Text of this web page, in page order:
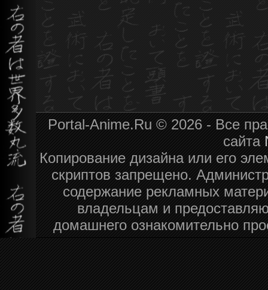
Portal-Anime.Ru © 2026 - Все
сайта
Копирование дизайна или его
скриптов запрещено.
содержание рекламных
владельцам и
домашнего ознакомительно